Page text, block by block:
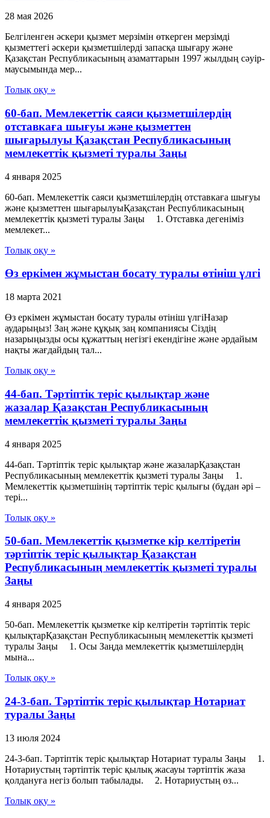
28 мая 2026
Белгiленген әскери қызмет мерзiмiн өткерген мерзiмдi
қызметтегi әскери қызметшiлердi запасқа шығару және
Қазақстан Республикасының азаматтарын 1997 жылдың сәуiр-
маусымында мер...
Толық оқу »
60-бап. Мемлекеттiк саяси қызметшiлердiң
отставкаға шығуы және қызметтен
шығарылуы Қазақстан Республикасының
мемлекеттік қызметі туралы Заңы
4 января 2025
60-бап. Мемлекеттiк саяси қызметшiлердiң отставкаға шығуы
және қызметтен шығарылуыҚазақстан Республикасының
мемлекеттік қызметі туралы Заңы 1. Отставка дегенiмiз
мемлекет...
Толық оқу »
Өз еркімен жұмыстан босату туралы өтініш үлгі
18 марта 2021
Өз еркімен жұмыстан босату туралы өтініш үлгіНазар
аударыңыз! Заң және құқық заң компаниясы Сіздің
назарыңызды осы құжаттың негізгі екендігіне және әрдайым
нақты жағдайдың тал...
Толық оқу »
44-бап. Тәртіптік теріс қылықтар және
жазалар Қазақстан Республикасының
мемлекеттік қызметі туралы Заңы
4 января 2025
44-бап. Тәртіптік теріс қылықтар және жазаларҚазақстан
Республикасының мемлекеттік қызметі туралы Заңы 1.
Мемлекеттік қызметшінің тәртіптік теріс қылығы (бұдан әрі –
тері...
Толық оқу »
50-бап. Мемлекеттік қызметке кір келтiретін
тәртіптік теріс қылықтар Қазақстан
Республикасының мемлекеттік қызметі туралы
Заңы
4 января 2025
50-бап. Мемлекеттік қызметке кір келтiретін тәртіптік теріс
қылықтарҚазақстан Республикасының мемлекеттік қызметі
туралы Заңы 1. Осы Заңда мемлекеттік қызметшілердің
мына...
Толық оқу »
24-3-бап. Тәртіптік теріс қылықтар Нотариат
туралы Заңы
13 июля 2024
24-3-бап. Тәртіптік теріс қылықтар Нотариат туралы Заңы 1.
Нотариустың тәртіптік теріс қылық жасауы тәртіптік жаза
қолдануға негіз болып табылады. 2. Нотариустың өз...
Толық оқу »